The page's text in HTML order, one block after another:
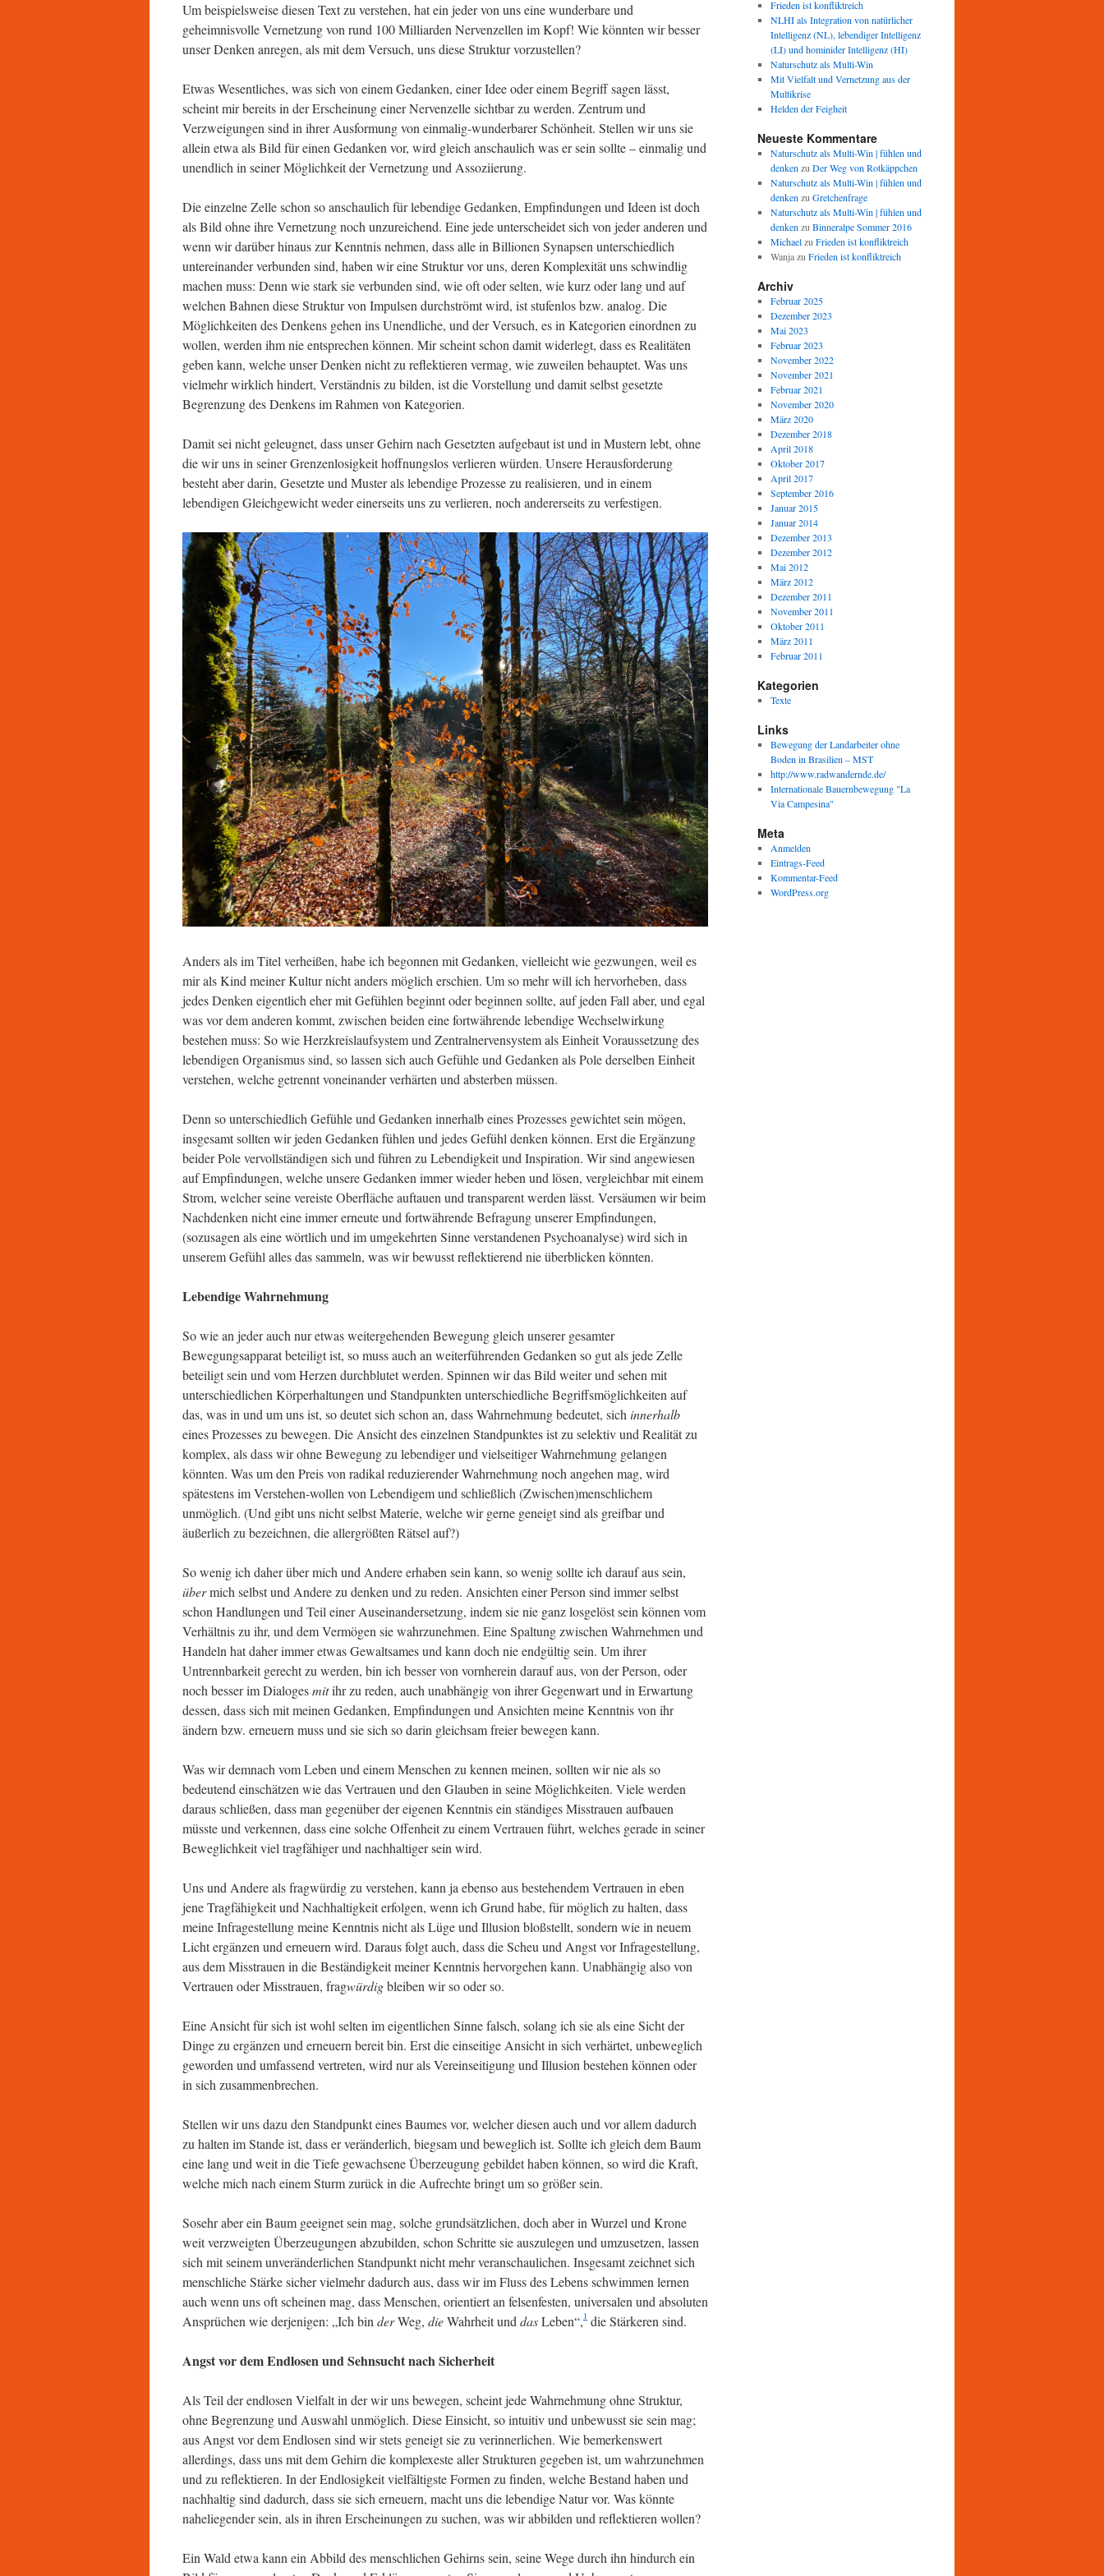
Um beispielsweise diesen Text zu verstehen, hat ein jeder von uns eine wunderbare und
geheimnisvolle Vernetzung von rund 100 Milliarden Nervenzellen im Kopf! Wie könnten wir besser
unser Denken anregen, als mit dem Versuch, uns diese Struktur vorzustellen?
Etwas Wesentliches, was sich von einem Gedanken, einer Idee oder einem Begriff sagen lässt,
scheint mir bereits in der Erscheinung einer Nervenzelle sichtbar zu werden. Zentrum und
Verzweigungen sind in ihrer Ausformung von einmalig-wunderbarer Schönheit. Stellen wir uns sie
allein etwa als Bild für einen Gedanken vor, wird gleich anschaulich was er sein sollte – einmalig und
unendlich in seiner Möglichkeit der Vernetzung und Assoziierung.
Die einzelne Zelle schon so anschaulich für lebendige Gedanken, Empfindungen und Ideen ist doch
als Bild ohne ihre Vernetzung noch unzureichend. Eine jede unterscheidet sich von jeder anderen und
wenn wir darüber hinaus zur Kenntnis nehmen, dass alle in Billionen Synapsen unterschiedlich
untereinander verbunden sind, haben wir eine Struktur vor uns, deren Komplexität uns schwindlig
machen muss: Denn wie stark sie verbunden sind, wie oft oder selten, wie kurz oder lang und auf
welchen Bahnen diese Struktur von Impulsen durchströmt wird, ist stufenlos bzw. analog. Die
Möglichkeiten des Denkens gehen ins Unendliche, und der Versuch, es in Kategorien einordnen zu
wollen, werden ihm nie entsprechen können. Mir scheint schon damit widerlegt, dass es Realitäten
geben kann, welche unser Denken nicht zu reflektieren vermag, wie zuweilen behauptet. Was uns
vielmehr wirklich hindert, Verständnis zu bilden, ist die Vorstellung und damit selbst gesetzte
Begrenzung des Denkens im Rahmen von Kategorien.
Damit sei nicht geleugnet, dass unser Gehirn nach Gesetzten aufgebaut ist und in Mustern lebt, ohne
die wir uns in seiner Grenzenlosigkeit hoffnungslos verlieren würden. Unsere Herausforderung
besteht aber darin, Gesetzte und Muster als lebendige Prozesse zu realisieren, und in einem
lebendigen Gleichgewicht weder einerseits uns zu verlieren, noch andererseits zu verfestigen.
Anders als im Titel verheißen, habe ich begonnen mit Gedanken, vielleicht wie gezwungen, weil es
mir als Kind meiner Kultur nicht anders möglich erschien. Um so mehr will ich hervorheben, dass
jedes Denken eigentlich eher mit Gefühlen beginnt oder beginnen sollte, auf jeden Fall aber, und egal
was vor dem anderen kommt, zwischen beiden eine fortwährende lebendige Wechselwirkung
bestehen muss: So wie Herzkreislaufsystem und Zentralnervensystem als Einheit Voraussetzung des
lebendigen Organismus sind, so lassen sich auch Gefühle und Gedanken als Pole derselben Einheit
verstehen, welche getrennt voneinander verhärten und absterben müssen.
Denn so unterschiedlich Gefühle und Gedanken innerhalb eines Prozesses gewichtet sein mögen,
insgesamt sollten wir jeden Gedanken fühlen und jedes Gefühl denken können. Erst die Ergänzung
beider Pole vervollständigen sich und führen zu Lebendigkeit und Inspiration. Wir sind angewiesen
auf Empfindungen, welche unsere Gedanken immer wieder heben und lösen, vergleichbar mit einem
Strom, welcher seine vereiste Oberfläche auftauen und transparent werden lässt. Versäumen wir beim
Nachdenken nicht eine immer erneute und fortwährende Befragung unserer Empfindungen,
(sozusagen als eine wörtlich und im umgekehrten Sinne verstandenen Psychoanalyse) wird sich in
unserem Gefühl alles das sammeln, was wir bewusst reflektierend nie überblicken könnten.
Lebendige Wahrnehmung
So wie an jeder auch nur etwas weitergehenden Bewegung gleich unserer gesamter
Bewegungsapparat beteiligt ist, so muss auch an weiterführenden Gedanken so gut als jede Zelle
beteiligt sein und vom Herzen durchblutet werden. Spinnen wir das Bild weiter und sehen mit
unterschiedlichen Körperhaltungen und Standpunkten unterschiedliche Begriffsmöglichkeiten auf
das, was in und um uns ist, so deutet sich schon an, dass Wahrnehmung bedeutet, sich innerhalb
eines Prozesses zu bewegen. Die Ansicht des einzelnen Standpunktes ist zu selektiv und Realität zu
komplex, als dass wir ohne Bewegung zu lebendiger und vielseitiger Wahrnehmung gelangen
könnten. Was um den Preis von radikal reduzierender Wahrnehmung noch angehen mag, wird
spätestens im Verstehen-wollen von Lebendigem und schließlich (Zwischen)menschlichem
unmöglich. (Und gibt uns nicht selbst Materie, welche wir gerne geneigt sind als greifbar und
äußerlich zu bezeichnen, die allergrößten Rätsel auf?)
So wenig ich daher über mich und Andere erhaben sein kann, so wenig sollte ich darauf aus sein,
übermich selbst und Andere zu denken und zu reden. Ansichten einer Person sind immer selbst
schon Handlungen und Teil einer Auseinandersetzung, indem sie nie ganz losgelöst sein können vom
Verhältnis zu ihr, und dem Vermögen sie wahrzunehmen. Eine Spaltung zwischen Wahrnehmen und
Handeln hat daher immer etwas Gewaltsames und kann doch nie endgültig sein. Um ihrer
Untrennbarkeit gerecht zu werden, bin ich besser von vornherein darauf aus, von der Person, oder
noch besser im Dialogesmitihr zu reden, auch unabhängig von ihrer Gegenwart und in Erwartung
dessen, dass sich mit meinen Gedanken, Empfindungen und Ansichten meine Kenntnis von ihr
ändern bzw. erneuern muss und sie sich so darin gleichsam freier bewegen kann.
Was wir demnach vom Leben und einem Menschen zu kennen meinen, sollten wir nie als so
bedeutend einschätzen wie das Vertrauen und den Glauben in seine Möglichkeiten. Viele werden
daraus schließen, dass man gegenüber der eigenen Kenntnis ein ständiges Misstrauen aufbauen
müsste und verkennen, dass eine solche Offenheit zu einem Vertrauen führt, welches gerade in seiner
Beweglichkeit viel tragfähiger und nachhaltiger sein wird.
Uns und Andere als fragwürdig zu verstehen, kann ja ebenso aus bestehendem Vertrauen in eben
jene Tragfähigkeit und Nachhaltigkeit erfolgen, wenn ich Grund habe, für möglich zu halten, dass
meine Infragestellung meine Kenntnis nicht als Lüge und Illusion bloßstellt, sondern wie in neuem
Licht ergänzen und erneuern wird. Daraus folgt auch, dass die Scheu und Angst vor Infragestellung,
aus dem Misstrauen in die Beständigkeit meiner Kenntnis hervorgehen kann. Unabhängig also von
Vertrauen oder Misstrauen, fragwürdigbleiben wir so oder so.
Eine Ansicht für sich ist wohl selten im eigentlichen Sinne falsch, solang ich sie als eine Sicht der
Dinge zu ergänzen und erneuern bereit bin. Erst die einseitige Ansicht in sich verhärtet, unbeweglich
geworden und umfassend vertreten, wird nur als Vereinseitigung und Illusion bestehen können oder
in sich zusammenbrechen.
Stellen wir uns dazu den Standpunkt eines Baumes vor, welcher diesen auch und vor allem dadurch
zu halten im Stande ist, dass er veränderlich, biegsam und beweglich ist. Sollte ich gleich dem Baum
eine lang und weit in die Tiefe gewachsene Überzeugung gebildet haben können, so wird die Kraft,
welche mich nach einem Sturm zurück in die Aufrechte bringt um so größer sein.
Sosehr aber ein Baum geeignet sein mag, solche grundsätzlichen, doch aber in Wurzel und Krone
weit verzweigten Überzeugungen abzubilden, schon Schritte sie auszulegen und umzusetzen, lassen
sich mit seinem unveränderlichen Standpunkt nicht mehr veranschaulichen. Insgesamt zeichnet sich
menschliche Stärke sicher vielmehr dadurch aus, dass wir im Fluss des Lebens schwimmen lernen
auch wenn uns oft scheinen mag, dass Menschen, orientiert an felsenfesten, universalen und absoluten
Ansprüchen wie derjenigen: „Ich bin derWeg, dieWahrheit und dasLeben“,1 die Stärkeren sind.
Angst vor dem Endlosen und Sehnsucht nach Sicherheit
Als Teil der endlosen Vielfalt in der wir uns bewegen, scheint jede Wahrnehmung ohne Struktur,
ohne Begrenzung und Auswahl unmöglich. Diese Einsicht, so intuitiv und unbewusst sie sein mag;
aus Angst vor dem Endlosen sind wir stets geneigt sie zu verinnerlichen. Wie bemerkenswert
allerdings, dass uns mit dem Gehirn die komplexeste aller Strukturen gegeben ist, um wahrzunehmen
und zu reflektieren. In der Endlosigkeit vielfältigste Formen zu finden, welche Bestand haben und
nachhaltig sind dadurch, dass sie sich erneuern, macht uns die lebendige Natur vor. Was könnte
naheliegender sein, als in ihren Erscheinungen zu suchen, was wir abbilden und reflektieren wollen?
Ein Wald etwa kann ein Abbild des menschlichen Gehirns sein, seine Wege durch ihn hindurch ein
Frieden ist konfliktreich
NLHI als Integration von natürlicher
Intelligenz (NL), lebendiger Intelligenz
(LI) und hominider Intelligenz (HI)
Naturschutz als Multi-Win
Mit Vielfalt und Vernetzung aus der
Multikrise
Helden der Feigheit
Neueste Kommentare
Naturschutz als Multi-Win | fühlen und
denken zu Der Weg von Rotkäppchen
Naturschutz als Multi-Win | fühlen und
denken zu Gretchenfrage
Naturschutz als Multi-Win | fühlen und
denken zu Binneralpe Sommer 2016
Michaelzu Frieden ist konfliktreich
Wanjazu Frieden ist konfliktreich
Archiv
Februar 2025
Dezember 2023
Mai 2023
Februar 2023
November 2022
November 2021
Februar 2021
November 2020
März 2020
Dezember 2018
April 2018
Oktober 2017
April 2017
September 2016
Januar 2015
Januar 2014
Dezember 2013
Dezember 2012
Mai 2012
März 2012
Dezember 2011
November 2011
Oktober 2011
März 2011
Februar 2011
Kategorien
Texte
Links
Bewegung der Landarbeiter ohne
Boden in Brasilien – MST
http://www.radwandernde.de/
Internationale Bauernbewegung "La
Via Campesina"
Meta
Anmelden
Eintrags-Feed
Kommentar-Feed
WordPress.org